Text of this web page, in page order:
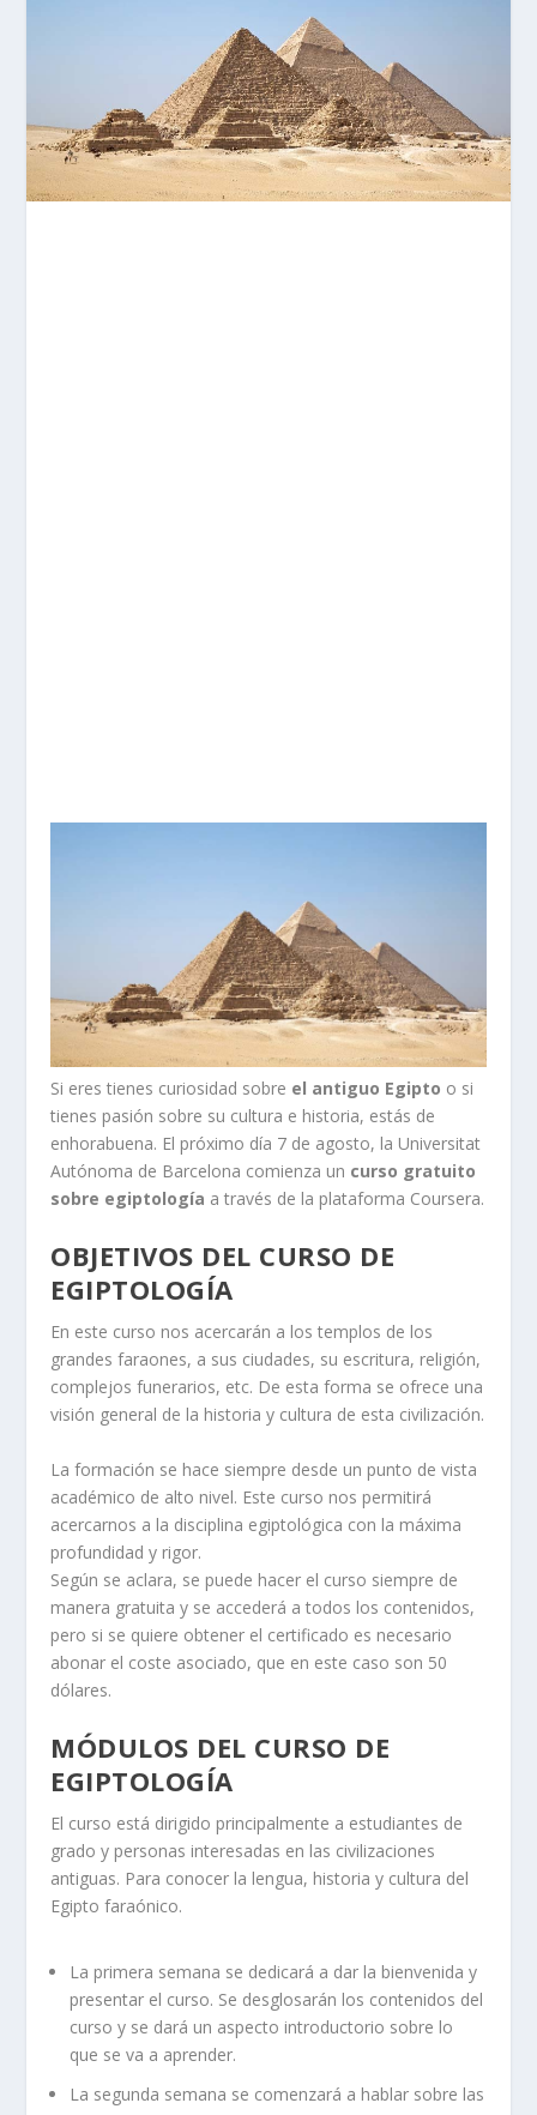
Si eres tienes curiosidad sobre el antiguo Egipto o si
tienes pasión sobre su cultura e historia, estás de
enhorabuena. El próximo día 7 de agosto, la Universitat
Autónoma de Barcelona comienza un curso gratuito
sobre egiptología a través de la plataforma Coursera.
OBJETIVOS DEL CURSO DE
EGIPTOLOGÍA
En este curso nos acercarán a los templos de los
grandes faraones, a sus ciudades, su escritura, religión,
complejos funerarios, etc. De esta forma se ofrece una
visión general de la historia y cultura de esta civilización.
La formación se hace siempre desde un punto de vista
académico de alto nivel. Este curso nos permitirá
acercarnos a la disciplina egiptológica con la máxima
profundidad y rigor.
Según se aclara, se puede hacer el curso siempre de
manera gratuita y se accederá a todos los contenidos,
pero si se quiere obtener el certificado es necesario
abonar el coste asociado, que en este caso son 50
dólares.
MÓDULOS DEL CURSO DE
EGIPTOLOGÍA
El curso está dirigido principalmente a estudiantes de
grado y personas interesadas en las civilizaciones
antiguas. Para conocer la lengua, historia y cultura del
Egipto faraónico.
La primera semana se dedicará a dar la bienvenida y
presentar el curso. Se desglosarán los contenidos del
curso y se dará un aspecto introductorio sobre lo
que se va a aprender.
La segunda semana se comenzará a hablar sobre las